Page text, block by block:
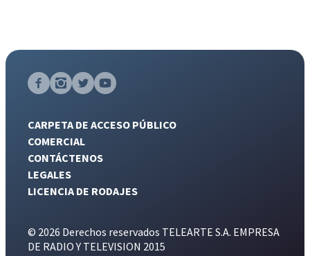
CARPETA DE ACCESO PÚBLICO
COMERCIAL
CONTÁCTENOS
LEGALES
LICENCIA DE RODAJES
© 2026 Derechos reservados TELEARTE S.A. EMPRESA
DE RADIO Y TELEVISION 2015